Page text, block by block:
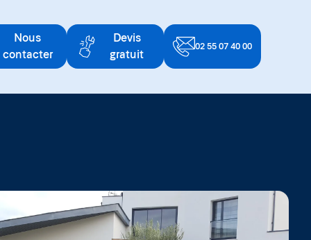
Nous
contacter
Devis
gratuit
02 55 07 40 00